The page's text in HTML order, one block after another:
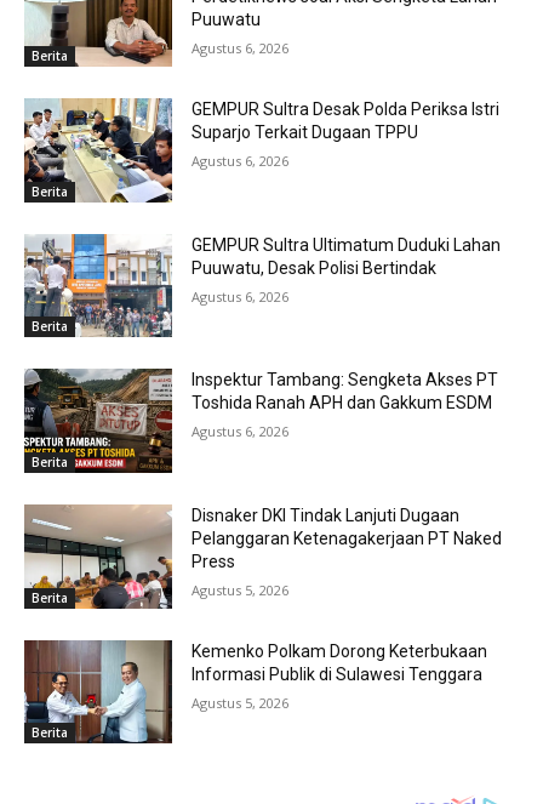
Berita
Puuwatu
Agustus 6, 2026
Berita
GEMPUR Sultra Desak Polda Periksa Istri
Suparjo Terkait Dugaan TPPU
Agustus 6, 2026
Berita
GEMPUR Sultra Ultimatum Duduki Lahan
Puuwatu, Desak Polisi Bertindak
Agustus 6, 2026
Berita
Inspektur Tambang: Sengketa Akses PT
Toshida Ranah APH dan Gakkum ESDM
Agustus 6, 2026
Berita
Disnaker DKI Tindak Lanjuti Dugaan
Pelanggaran Ketenagakerjaan PT Naked
Press
Agustus 5, 2026
Berita
Kemenko Polkam Dorong Keterbukaan
Informasi Publik di Sulawesi Tenggara
Agustus 5, 2026